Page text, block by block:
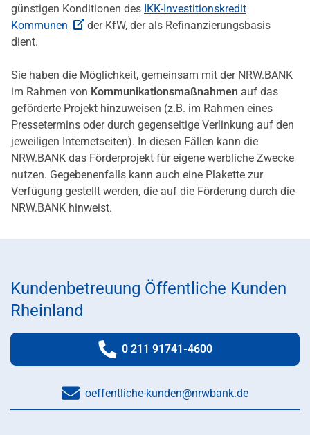
günstigen Konditionen des IKK-Investitionskredit
Kommunen
der KfW, der als Refinanzierungsbasis
dient.
Sie haben die Möglichkeit, gemeinsam mit der NRW.BANK
im Rahmen von Kommunikationsmaßnahmen auf das
geförderte Projekt hinzuweisen (z.B. im Rahmen eines
Pressetermins oder durch gegenseitige Verlinkung auf den
jeweiligen Internetseiten). In diesen Fällen kann die
NRW.BANK das Förderprojekt für eigene werbliche Zwecke
nutzen. Gegebenenfalls kann auch eine Plakette zur
Verfügung gestellt werden, die auf die Förderung durch die
NRW.BANK hinweist.
Kundenbetreuung Öffentliche Kunden
Rheinland
Telefonnummer:
0 211 91741-4600
oeffentliche-kunden@nrwbank.de